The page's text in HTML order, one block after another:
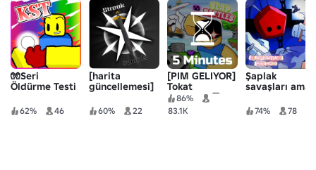
🧤Seri
Öldürme Testi
62% 46
[harita
güncellemesi]
Seri Kılıçları
60% 22
[PIM GELIYOR]
Tokat
Savaşları👏
86%
83.1K
Şaplak
savaşları ama
74% 78